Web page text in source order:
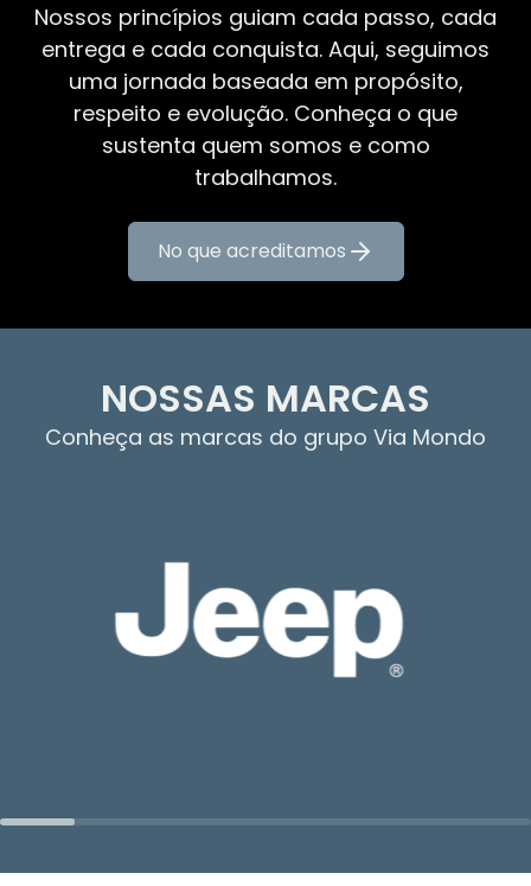
Nossos princípios guiam cada passo, cada
entrega e cada conquista. Aqui, seguimos
uma jornada baseada em propósito,
respeito e evolução. Conheça o que
sustenta quem somos e como
trabalhamos.
No que acreditamos
NOSSAS MARCAS
Conheça as marcas do grupo Via Mondo